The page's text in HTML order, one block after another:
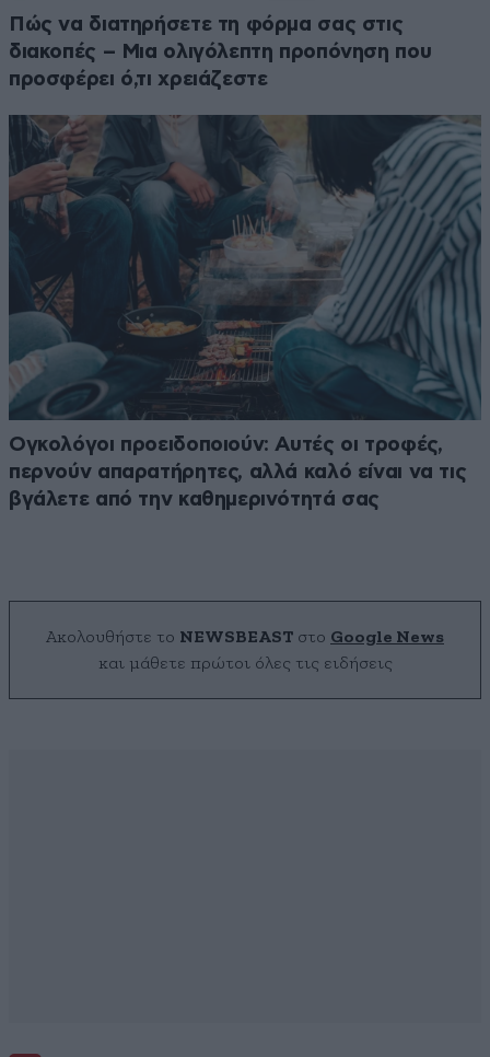
Πώς να διατηρήσετε τη φόρμα σας στις
διακοπές – Μια ολιγόλεπτη προπόνηση που
προσφέρει ό,τι χρειάζεστε
Ογκολόγοι προειδοποιούν: Αυτές οι τροφές,
περνούν απαρατήρητες, αλλά καλό είναι να τις
βγάλετε από την καθημερινότητά σας
Ακολουθήστε το NEWSBEAST στο Google News
και μάθετε πρώτοι όλες τις ειδήσεις